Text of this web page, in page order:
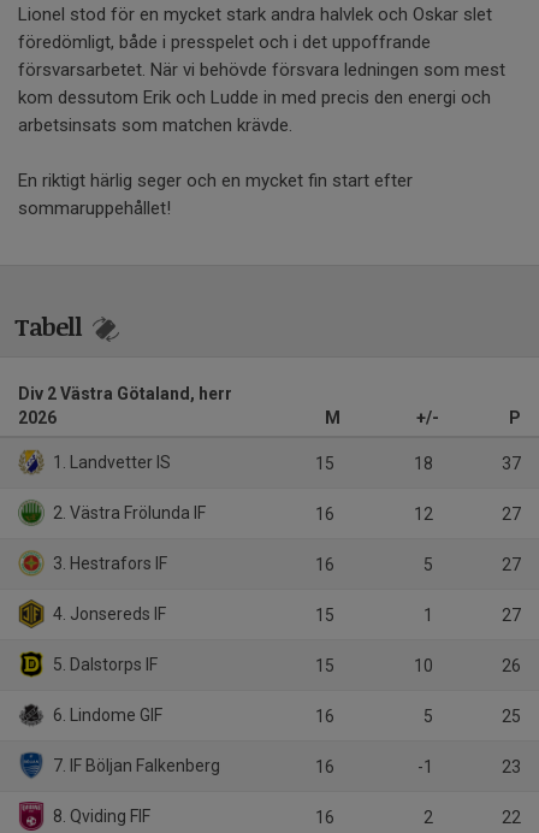
Lionel stod för en mycket stark andra halvlek och Oskar slet
föredömligt, både i presspelet och i det uppoffrande
försvarsarbetet. När vi behövde försvara ledningen som mest
kom dessutom Erik och Ludde in med precis den energi och
arbetsinsats som matchen krävde.
En riktigt härlig seger och en mycket fin start efter
sommaruppehållet!
Tabell
Div 2 Västra Götaland, herr
2026
M +/- P
1. Landvetter IS 15 18 37
2. Västra Frölunda IF 16 12 27
3. Hestrafors IF 16 5 27
4. Jonsereds IF 15 1 27
5. Dalstorps IF 15 10 26
6. Lindome GIF 16 5 25
7. IF Böljan Falkenberg 16 -1 23
8. Qviding FIF 16 2 22